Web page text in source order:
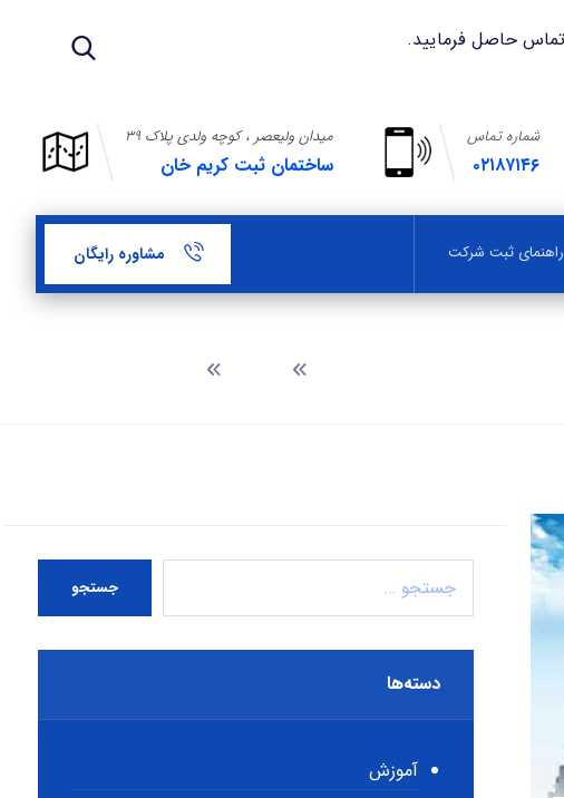
میدان ولیعصر ، کوچه ولدی پلاک ۳۹
ساختمان ثبت کریم خان
شماره تماس
۰۲۱۸۷۱۴۶
راهنمای ثبت شرکت مشاوره رایگان
جستجو
دسته‌ها
آموزش